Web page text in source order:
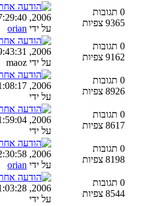
0 תגובות
9365 צפיות
2006, 07:29:40 PM
על ידי orian
0 תגובות
9162 צפיות
2006, 09:43:31 PM
על ידי maoz
0 תגובות
8926 צפיות
2006, 11:08:17 PM
על ידי
0 תגובות
8617 צפיות
2006, 01:59:04 AM
על ידי
0 תגובות
8198 צפיות
2006, 02:30:58 AM
על ידי orian
0 תגובות
8544 צפיות
2006, 01:03:28 AM
על ידי